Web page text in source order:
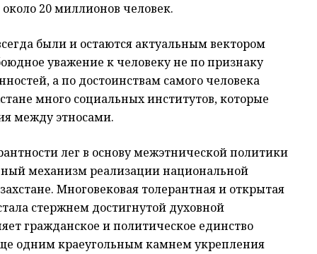
20 миллионов человек.
были и остаются актуальным вектором
уважение к человеку не по признаку
а по достоинствам самого человека
много социальных институтов, которые
между этносами.
лег в основу межэтнической политики
механизм реализации национальной
Многовековая толерантная и открытая
стержнем достигнутой духовной
гражданское и политическое единство
одним краеугольным камнем укрепления